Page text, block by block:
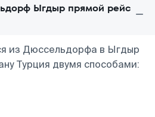
Ыгдыр прямой рейс
из Дюссельдорфа в Ыгдыр
Турция двумя способами: